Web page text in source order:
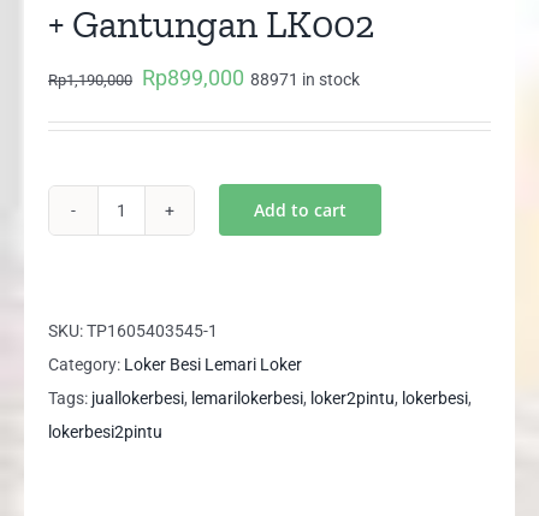
+ Gantungan LK002
Rp1,190,000
Original
Rp899,000 Current
88971 in stock
2
Pintu
+
Gantungan
Add to cart
SKU:TP1605403545-1
Category: Loker Besi Lemari Loker
Tags: juallokerbesi, lemarilokerbesi, loker2pintu, lokerbesi,
lokerbesi2pintu